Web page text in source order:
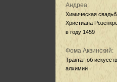
Андреа:
Химическая
Христиана
в году 1459
Фома Аквинский:
Трактат об
алхимии